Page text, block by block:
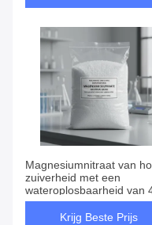
Magnesiumnitraat van
zuiverheid met een
wateroplosbaarheid van
g/l voor gebruik als
in fruitbomen en groenten
Krijg Beste Prijs